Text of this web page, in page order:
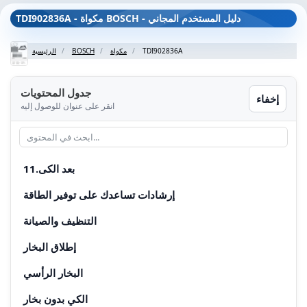
TDI902836A - مكواة BOSCH - دليل المستخدم المجاني
الرئيسية BOSCH مكواة TDI902836A
جدول المحتويات
انقر على عنوان للوصول إليه
إخفاء
11.بعد الكى
إرشادات تساعدك على توفير الطاقة
التنظيف والصيانة
إطلاق البخار
البخار الرأسي
الكي بدون بخار